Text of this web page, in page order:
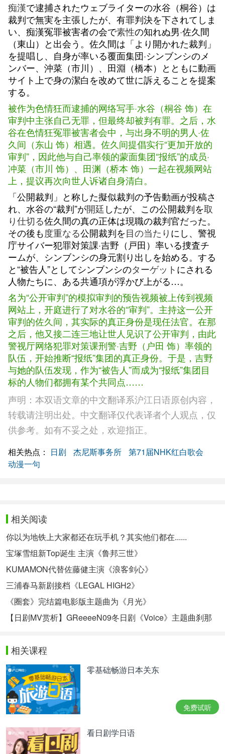
痴漢で逮捕されたウェブライターの水谷（桐谷）は
裁判で無実を主張したが、有罪判決を下されてしま
い、痴漢冤罪被害者の会で素性の知れぬ男·佐久間
（東山）と出会う。佐久間は「より開かれた裁判」
を提唱し、自身が率いる覆面集団·シンブンシのメ
ンバー、沖菜（市川）、田淵（橋本）とともに動画
サイト上で身の潔白を改めて世に訴えることを提案
する。
被作为色情狂而逮捕的网络写手·水谷（桐谷 饰）在
审判中主张自己无罪，但最终却被判有罪。之后，水
谷在色情狂冤罪被害者会中，与出身不明的男人·佐
久间（东山 饰）相遇。佐久间提倡实行“更加开放的
审判”，因此他与自己率领的蒙面集团“报纸”的成员·
冲菜（市川 饰）、田渊（桥本 饰）一起在视频网站
上，提议再次向世人诉诸自身清白。
「公開裁判」と称した擬似裁判の予告動画が投稿さ
れ、水谷の“裁判”が開廷 したが、この公開裁判を取
り仕切る佐久間の真の正体は現職の裁判官だった。
その後も度重なる公開裁判を目の当たりにし、警視
庁サイバー犯罪対策課·吉野（戸田）率いる捜査チ
ームが、シンブンシの身元割り出しを始める。する
と“被告人”としてシンブンシのターゲットにされる
人物たちに、ある共通項が浮かび上がる…。
名为“公开审判”的模拟审判的预告视频被上传到视频
网站上，开庭进行了对水谷的“审判”。主持这一公开
审判的佐久间，其实际的真正身份是现任法官。在那
之后，他又接二连三地让世人见识了公开审判，由此
警视厅网络犯罪对策课刑警·吉野（户田 饰）率领的
队伍，开始推断“报纸”集团的真正身份。于是，吉野
与她的队伍发现，作为“被告人”而成为“报纸”集团目
标的人物们都拥有某个共同点……
声明：本双语文章的中文翻译系沪江日语原创内容，
转载请注明出处。中文翻译仅代表译者个人观点，仅
供参考。如有不妥之处，欢迎指正。
相关热点： 日剧 杰尼斯事务所
第71届NHK红白歌会
动漫一句
相关阅读
你以为地铁上大家都还在玩手机？其实他们都在......
宝塚雪组新Top诞生 主演《鲁邦三世》
KUMAMON代替佐藤健主演《浪客剑心》
三浦春马新剧接档《LEGAL HIGH2》
《圈套》完结篇电影版主题曲为《月光》
【日剧MV赏析】GReeeeN09冬日剧《Voice》主题曲刹那
相关课程
零基础畅游日本关东
免费试听
看日剧学日语